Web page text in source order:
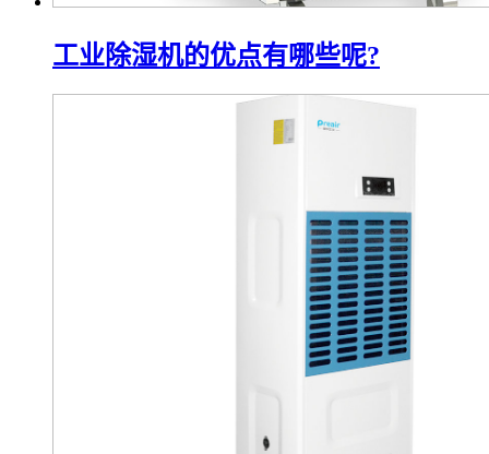
工业除湿机的优点有哪些呢?